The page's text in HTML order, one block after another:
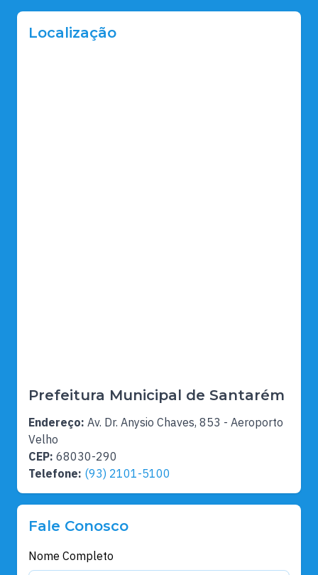
Localização
Prefeitura Municipal de Santarém
Endereço: Av. Dr. Anysio Chaves, 853 - Aeroporto
Velho
CEP: 68030-290
Telefone: (93) 2101-5100
Fale Conosco
Nome Completo